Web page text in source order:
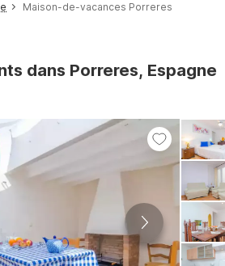
Maison-de-vacances Porreres
dans Porreres, Espagne